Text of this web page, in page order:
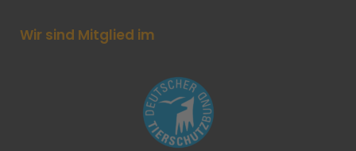
Wir sind Mitglied im